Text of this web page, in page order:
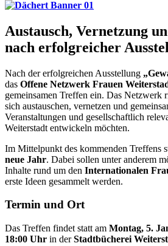
Austausch, Vernetzung
nach erfolgreicher
Nach der erfolgreichen Ausstellung
das Offene Netzwerk Frauen
gemeinsamen Treffen ein. Das Netzwerk
sich austauschen, vernetzen und
Veranstaltungen und gesellschaftlich
Weiterstadt entwickeln möchten.
Im Mittelpunkt des kommenden Treffens
neue Jahr. Dabei sollen unter anderem
Inhalte rund um den Internationalen
erste Ideen gesammelt werden.
Termin und Ort
Das Treffen findet statt am Montag, 5.
18:00 Uhr in derStadtbücherei